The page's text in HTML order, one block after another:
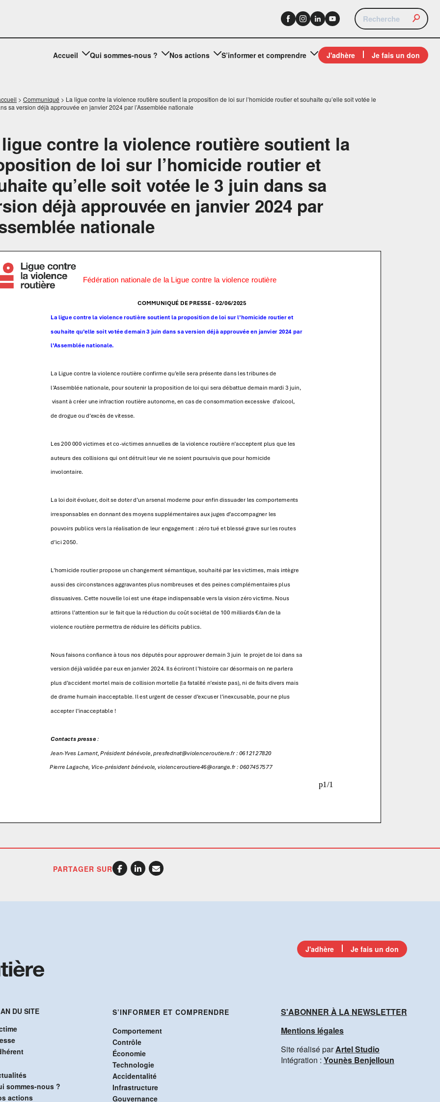
Accueil Qui sommes-nous ? Nos actions S’informer et comprendre J'adhère Je fais un don
> Communiqué > La ligue contre la violence routière soutient la proposition de loi sur l’homicide routier et souhaite qu’elle soit votée le
sa version déjà approuvée en janvier 2024 par l’Assemblée nationale
contre la violence routière soutient la
de loi sur l’homicide routier et
qu’elle soit votée le 3 juin dans sa
déjà approuvée en janvier 2024 par
nationale
PARTAGER SUR
J'adhère Je fais un don
DU SITE
sommes-nous ?
actions
S’INFORMER ET COMPRENDRE
Comportement
Contrôle
Économie
Technologie
Accidentalité
Infrastructure
Gouvernance
S'ABONNER À LA NEWSLETTER
Mentions légales
Site réalisé parArtel Studio
Intégration : Younès Benjelloun